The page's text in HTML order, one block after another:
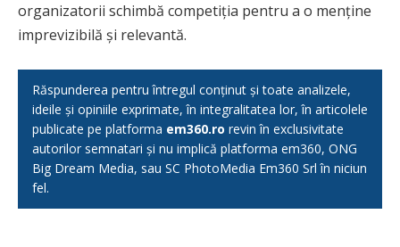
organizatorii schimbă competiția pentru a o menține
imprevizibilă și relevantă.
Răspunderea pentru întregul conținut și toate analizele,
ideile și opiniile exprimate, în integralitatea lor, în articolele
publicate pe platforma em360.ro revin în exclusivitate
autorilor semnatari și nu implică platforma em360, ONG
Big Dream Media, sau SC PhotoMedia Em360 Srl în niciun
fel.